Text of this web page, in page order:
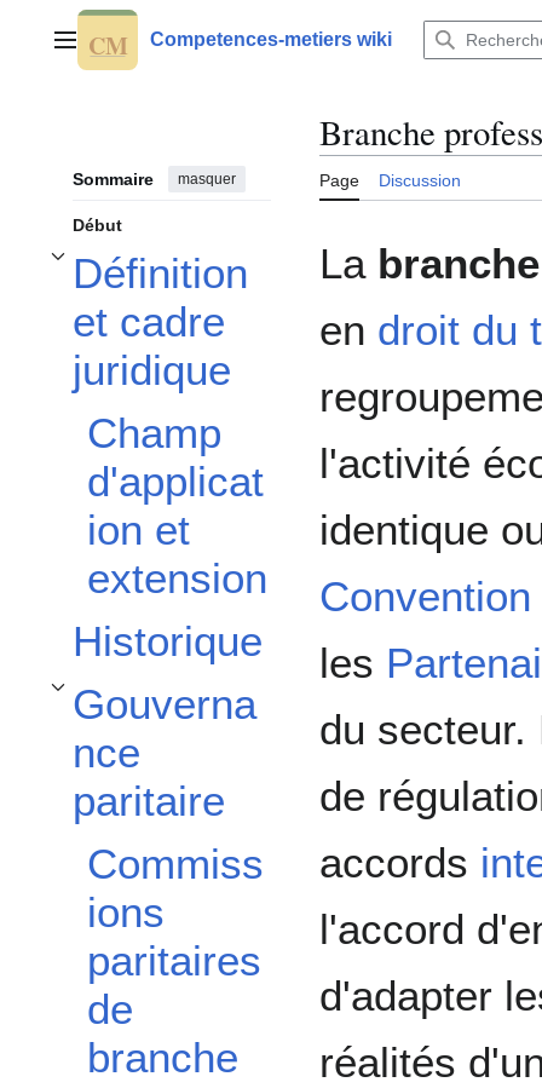
contenuMenu principalCompetences-metiers wiki
Sommaire masquer
Début
Définition
et cadre
juridique
Afficher / masquer la sous-section Définition et cadre juridique
Champ
d'applicat
ion et
extension
Historique
Gouverna
nce
paritaire
Afficher / masquer la sous-section Gouvernance paritaire
Commiss
ions
paritaires
de
branche
Branche
Page Discussion
La
en droit du
l'activité
identique
les
du secteur.
de
accords
l'accord
d'adapter
réalités